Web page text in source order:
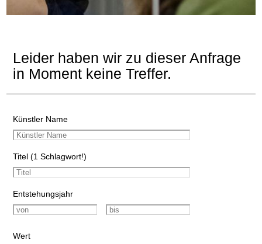
Leider haben wir zu dieser Anfrage
in Moment keine Treffer.
Künstler Name
Titel (1 Schlagwort!)
Entstehungsjahr
Wert